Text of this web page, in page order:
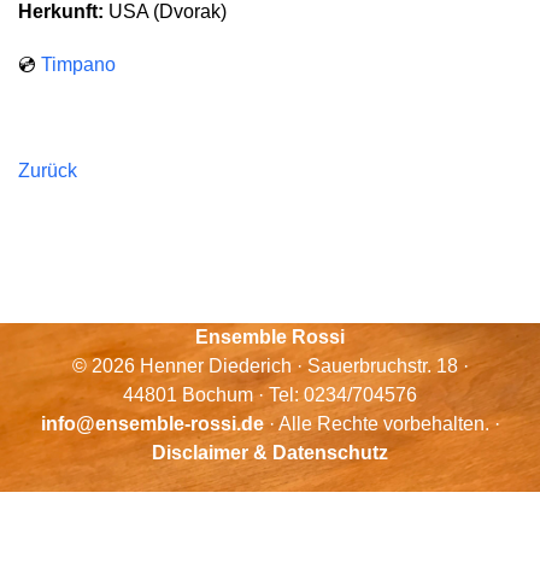
Herkunft: USA (Dvorak)
💿 Timpano
Zurück
Ensemble Rossi
© 2026 Henner Diederich · Sauerbruchstr. 18 ·
44801 Bochum · Tel: 0234/704576
info@ensemble-rossi.de· Alle Rechte vorbehalten. ·
Disclaimer & Datenschutz